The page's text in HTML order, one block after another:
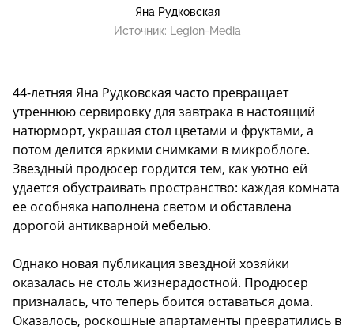
Яна Рудковская
Источник:
Legion-Media
44-летняя Яна Рудковская часто превращает
утреннюю сервировку для завтрака в настоящий
натюрморт, украшая стол цветами и фруктами, а
потом делится яркими снимками в микроблоге.
Звездный продюсер гордится тем, как уютно ей
удается обустраивать пространство: каждая комната
ее особняка наполнена светом и обставлена
дорогой антикварной мебелью.
Однако новая публикация звездной хозяйки
оказалась не столь жизнерадостной. Продюсер
призналась, что теперь боится оставаться дома.
Оказалось, роскошные апартаменты превратились в